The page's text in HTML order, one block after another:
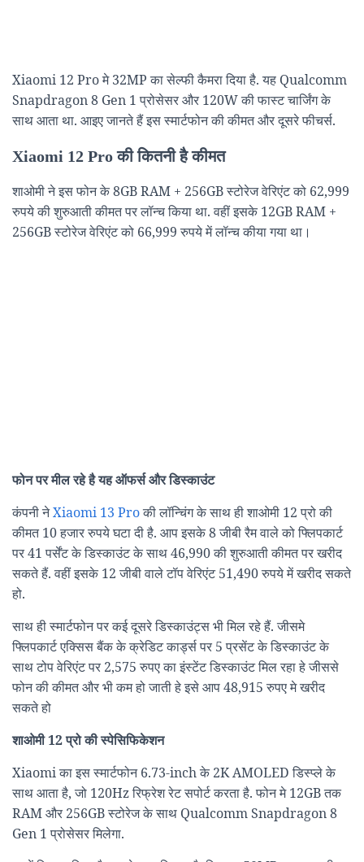
Xiaomi 12 Pro मे 32MP का सेल्फी कैमरा दिया है. यह Qualcomm
Snapdragon 8 Gen 1 प्रोसेसर और 120W की फास्ट चार्जिंग के
साथ आता था. आइए जानते हैं इस स्मार्टफोन की कीमत और दूसरे फीचर्स.
Xiaomi 12 Pro की कितनी है कीमत
शाओमी ने इस फोन के 8GB RAM + 256GB स्टोरेज वेरिएंट को 62,999
रुपये की शुरुआती कीमत पर लॉन्च किया था. वहीं इसके 12GB RAM +
256GB स्टोरेज वेरिएंट को 66,999 रुपये में लॉन्च कीया गया था।
फोन पर मील रहे है यह ऑफर्स और डिस्काउंट
कंपनी नेXiaomi 13 Proकी लॉन्चिंग के साथ ही शाओमी 12 प्रो की
कीमत 10 हजार रुपये घटा दी है. आप इसके 8 जीबी रैम वाले को फ्लिपकार्ट
पर 41 पर्सेंट के डिस्काउंट के साथ 46,990 की शुरुआती कीमत पर खरीद
सकते हैं. वहीं इसके 12 जीबी वाले टॉप वेरिएंट 51,490 रुपये में खरीद सकते
हो.
साथ ही स्मार्टफोन पर कई दूसरे डिस्काउंट्स भी मिल रहे हैं. जीसमे
फ्लिपकार्ट एक्सिस बैंक के क्रेडिट कार्ड्स पर 5 प्रसेंट के डिस्काउंट के
साथ टोप वेरिएंट पर 2,575 रुपए का इंस्टेंट डिस्काउंट मिल रहा हे जीससे
फोन की कीमत और भी कम हो जाती हे इसे आप 48,915 रुपए मे खरीद
सकते हो
शाओमी 12 प्रो की स्पेसिफिकेशन
Xiaomi का इस स्मार्टफोन 6.73-inch के 2K AMOLED डिस्प्ले के
साथ आता है, जो 120Hz रिफ्रेश रेट सपोर्ट करता है. फोन मे 12GB तक
RAM और 256GB स्टोरेज के साथ Qualcomm Snapdragon 8
Gen 1 प्रोसेसर मिलेगा.